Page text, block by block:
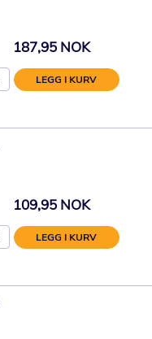
187,95 NOK
LEGG I KURV
109,95 NOK
LEGG I KURV